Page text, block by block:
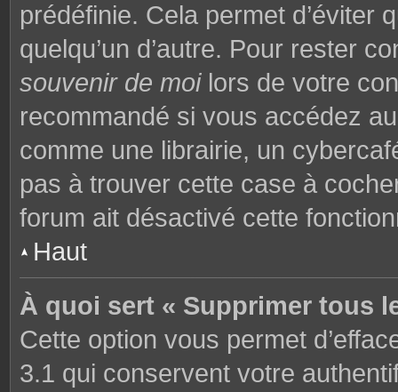
prédéfinie. Cela permet d’éviter
quelqu’un d’autre. Pour rester
souvenir de moilors de votre
recommandé si vous accédez
comme une librairie, un
pas à trouver cette case à
forum ait désactivé cette
Haut
À quoi sert « Supprimer tous
Cette option vous permet
3.1 qui conservent votre